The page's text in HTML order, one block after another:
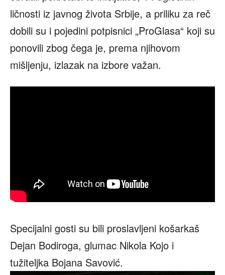
ličnosti iz javnog života Srbije, a priliku za reč
dobili su i pojedini potpisnici „ProGlasa“ koji su
ponovili zbog čega je, prema njihovom
mišljenju, izlazak na izbore važan.
Specijalni gosti su bili proslavljeni košarkaš
Dejan Bodiroga, glumac Nikola Kojo i
tužiteljka Bojana Savović.